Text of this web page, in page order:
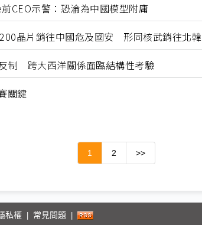
CEO示警：恐淪為中國模型附庸
晶片銷往中國危及國安 形同核武銷往北韓
制 跨大西洋關係面臨結構性考驗
關鍵
1 2 >>
私權 常見問題